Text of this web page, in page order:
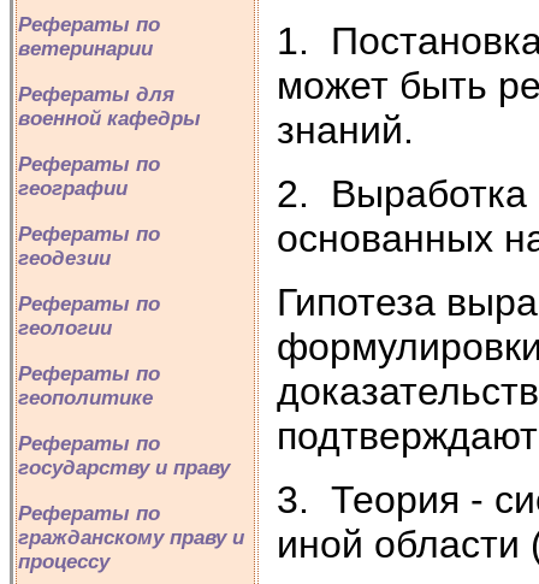
Рефераты по
ветеринарии
Рефераты для
военной кафедры
Рефераты по
географии
Рефераты по
геодезии
Рефераты по
геологии
Рефераты по
геополитике
Рефераты по
государству и праву
Рефераты по
гражданскому праву и
процессу
1.
может быть
знаний.
2. Выработка
основанных
Гипотеза
3. Теория -
иной